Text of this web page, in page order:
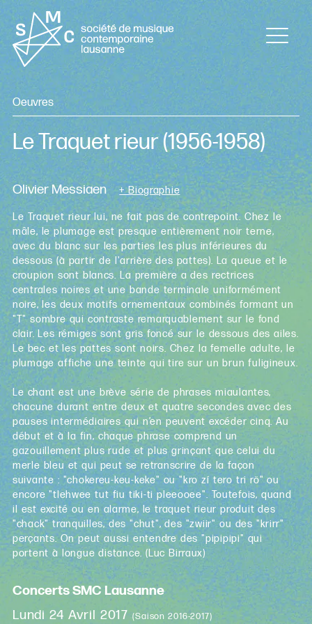
Oeuvres
Le Traquet rieur(1956-1958)
Olivier Messiaen + Biographie
Le Traquet rieur lui, ne fait pas de contrepoint. Chez le
mâle, le plumage est presque entièrement noir terne,
avec du blanc sur les parties les plus inférieures du
dessous (à partir de l'arrière des pattes). La queue et le
croupion sont blancs. La première a des rectrices
centrales noires et une bande terminale uniformément
noire, les deux motifs ornementaux combinés formant un
"T" sombre qui contraste remarquablement sur le fond
clair. Les rémiges sont gris foncé sur le dessous des ailes.
Le bec et les pattes sont noirs. Chez la femelle adulte, le
plumage affiche une teinte qui tire sur un brun fuligineux.
Le chant est une brève série de phrases miaulantes,
chacune durant entre deux et quatre secondes avec des
pauses intermédiaires qui n’en peuvent excéder cinq. Au
début et à la fin, chaque phrase comprend un
gazouillement plus rude et plus grinçant que celui du
merle bleu et qui peut se retranscrire de la façon
suivante : "chokereu-keu-keke" ou "kro zí tero tri rö" ou
encore "tlehwee tut fiu tiki-ti pleeooee". Toutefois, quand
il est excité ou en alarme, le traquet rieur produit des
"chack" tranquilles, des "chut", des "zwiir" ou des "krirr"
perçants. On peut aussi entendre des "pipipipi" qui
portent à longue distance. (Luc Birraux)
Concerts SMC Lausanne
Lundi 24 Avril 2017(Saison 2016-2017)